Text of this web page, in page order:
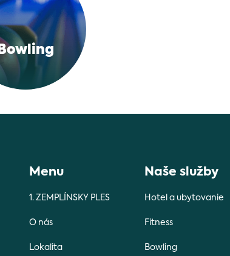
Bowling
Menu
1. ZEMPLÍNSKY PLES
O nás
Lokalita
Naše služby
Hotel a ubytovanie
Fitness
Bowling